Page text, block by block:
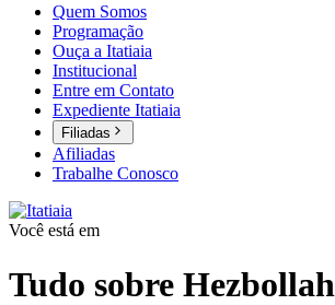
Quem Somos
Programação
Ouça a Itatiaia
Institucional
Entre em Contato
Expediente Itatiaia
Filiadas
Afiliadas
Trabalhe Conosco
Você está em
Tudo sobre Hezbollah